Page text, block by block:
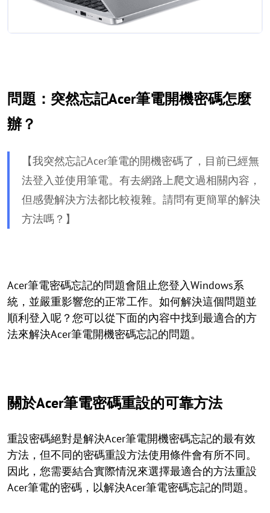
問題：突然忘記Acer筆電開機密碼怎麼
辦？
【我突然忘記Acer筆電的開機密碼了，目前已經無
法登入並使用筆電。有去網路上爬文過相關內容，
但感覺解決方法都比較複雜。請問有更簡單的解決
方法嗎？】
Acer筆電密碼忘記的問題會阻止您登入Windows系
統，並嚴重影響您的正常工作。如何解決這個問題並
順利登入呢？您可以從下面的內容中找到最適合的方
法來解決Acer筆電開機密碼忘記的問題。
關於Acer筆電密碼重設的可靠方法
重設密碼絕對是解決Acer筆電開機密碼忘記的最有效
方法，但不同的密碼重設方法使用條件會有所不同。
因此，您需要結合實際情況來選擇最適合的方法重設
Acer筆電的密碼，以解決Acer筆電密碼忘記的問題。